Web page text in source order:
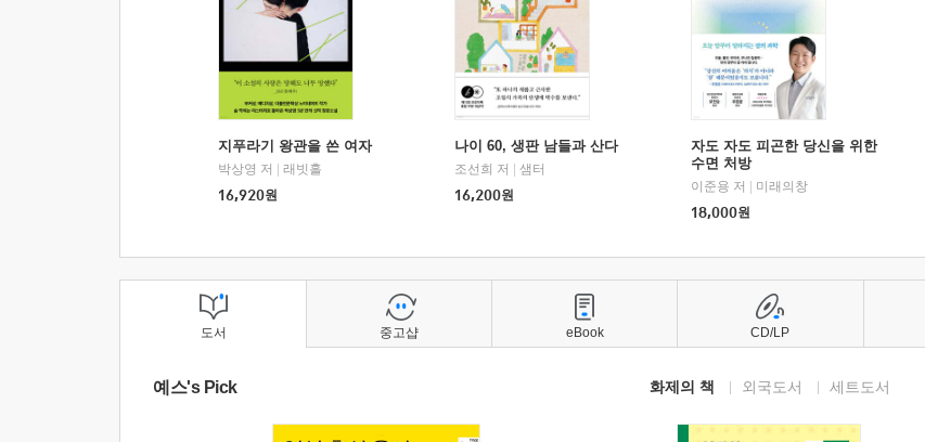
지푸라기 왕관을 쓴 여자
박상영 저
래빗홀
16,920원
나이 60, 생판 남들과 산다
조선희 저
샘터
16,200원
자도 자도 피곤한 당신을 위한
수면 처방
이준용 저
미래의창
18,000원
도서
예스's Pick 화제의 책 외국도서 세트도서
중고샵 eBook CD/LP